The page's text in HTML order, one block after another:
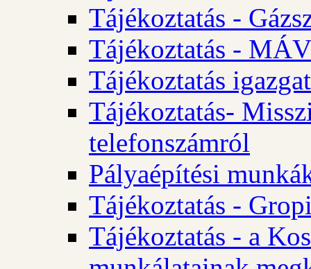
Tájékoztatás -
Tájékoztatás -
Tájékoztatás
Tájékoztatás-
telefonszámról
Pályaépítési
Tájékoztatás -
Tájékoztatás - a